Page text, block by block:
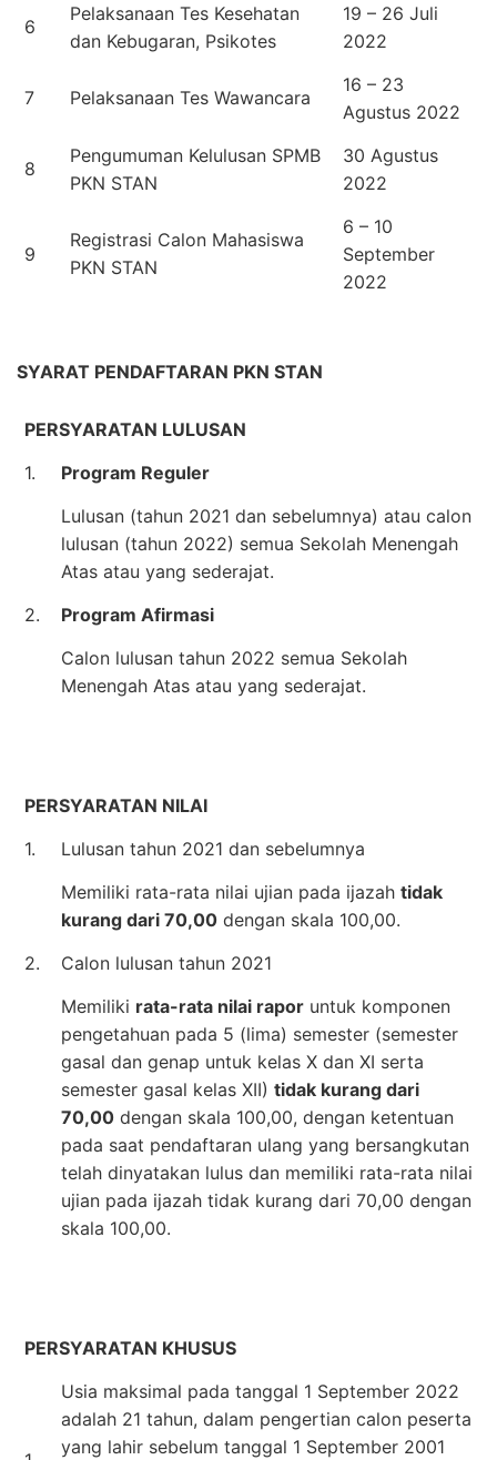
6
Pelaksanaan Tes Kesehatan
dan Kebugaran, Psikotes
19 – 26 Juli
2022
7 Pelaksanaan Tes Wawancara
16 – 23
Agustus 2022
8
Pengumuman Kelulusan SPMB
PKN STAN
30 Agustus
2022
9
Registrasi Calon Mahasiswa
PKN STAN
6 – 10
September
2022
SYARAT PENDAFTARAN PKN STAN
PERSYARATAN LULUSAN
1.
Program Reguler
Lulusan (tahun 2021 dan sebelumnya) atau calon
lulusan (tahun 2022) semua Sekolah Menengah
Atas atau yang sederajat.
2.
Program Afirmasi
Calon lulusan tahun 2022 semua Sekolah
Menengah Atas atau yang sederajat.
PERSYARATAN NILAI
1.
Lulusan tahun 2021 dan sebelumnya
Memiliki rata-rata nilai ujian pada ijazah tidak
kurang dari 70,00 dengan skala 100,00.
2.
Calon lulusan tahun 2021
Memiliki rata-rata nilai rapor untuk komponen
pengetahuan pada 5 (lima) semester (semester
gasal dan genap untuk kelas X dan XI serta
semester gasal kelas XII) tidak kurang dari
70,00 dengan skala 100,00, dengan ketentuan
pada saat pendaftaran ulang yang bersangkutan
telah dinyatakan lulus dan memiliki rata-rata nilai
ujian pada ijazah tidak kurang dari 70,00 dengan
skala 100,00.
PERSYARATAN KHUSUS
Usia maksimal pada tanggal 1 September 2022
adalah 21 tahun, dalam pengertian calon peserta
yang lahir sebelum tanggal 1 September 2001